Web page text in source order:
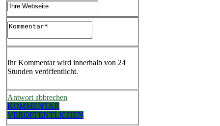
Ihr Kommentar wird innerhalb von 24
Stunden veröffentlicht.
Antwort abbrechen
KOMMENTAR
VERÖFFENTLICHEN